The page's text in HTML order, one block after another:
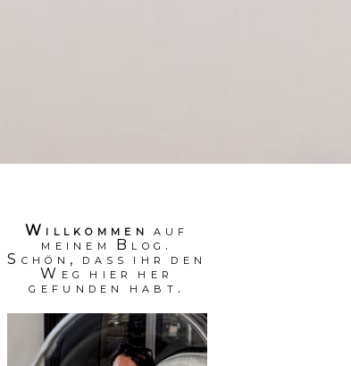
Willkommen auf
meinem Blog.
Schön, dass ihr den
Weg hier her
gefunden habt.